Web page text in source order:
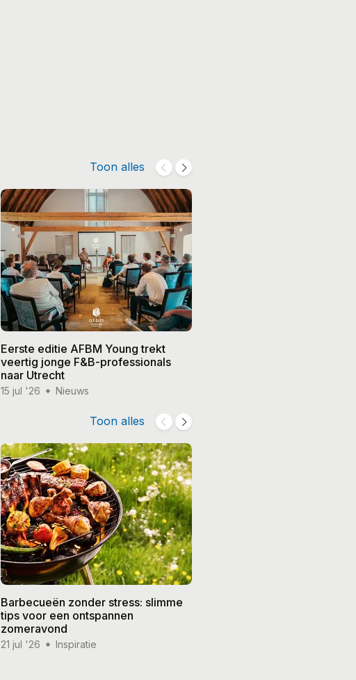
Toon alles
Eerste editie AFBM Young trekt
veertig jonge F&B-professionals
naar Utrecht
15 jul '26 Nieuws
Toon alles
Barbecueën zonder stress: slimme
tips voor een ontspannen
zomeravond
21 jul '26 Inspiratie